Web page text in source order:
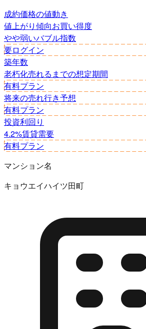
成約価格の値動き
値上がり傾向お買い得度
やや弱いバブル指数
要ログイン
築年数
老朽化売れるまでの想定期間
有料プラン
将来の売れ行き予想
有料プラン
投資利回り
4.2%賃貸需要
有料プラン
マンション名
キョウエイハイツ田町